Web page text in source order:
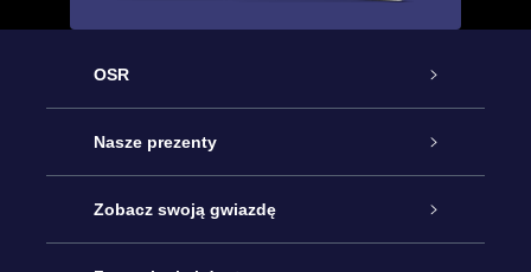
OSR
Obsługa
Kontakt
Nasze prezenty
Podarunek Gwiazda Online
Zobacz swoją gwiazdę